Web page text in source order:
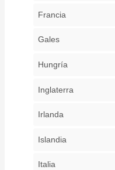
Francia
Gales
Hungría
Inglaterra
Irlanda
Islandia
Italia